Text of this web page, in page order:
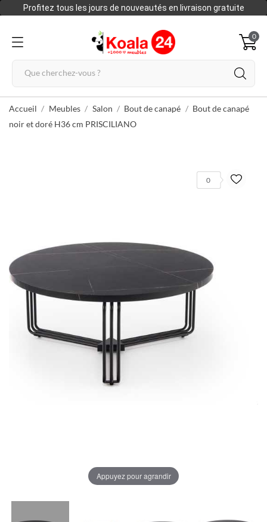
Profitez tous les jours de nouveautés en livraison gratuite
0
Accueil Meubles Salon Bout de canapé
Bout de canapé
noir et doré H36 cm PRISCILIANO
Appuyez pour agrandir
0